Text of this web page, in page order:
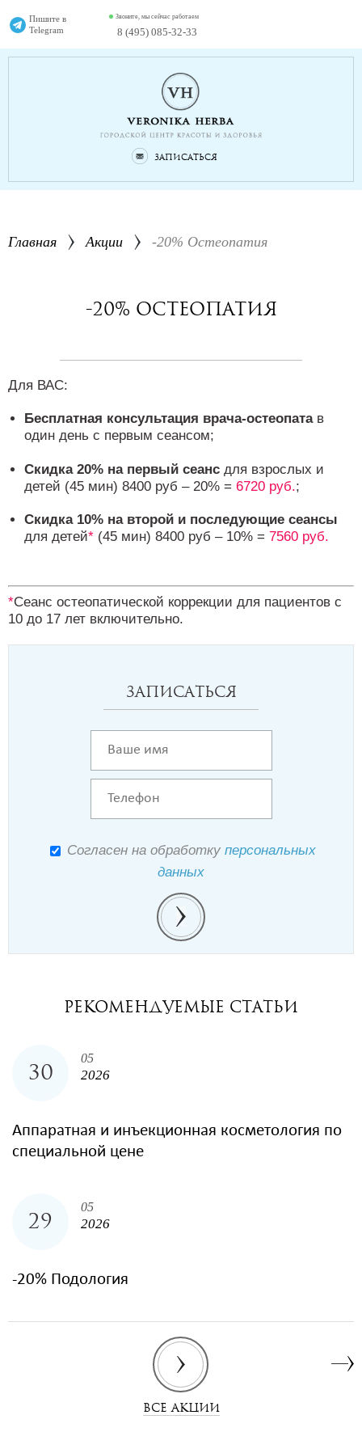
Пишите в
Telegram
Звоните, мы сейчас работаем
8 (495) 085-32-33
Записаться
Главная Акции -20% Остеопатия
-20% Остеопатия
Для ВАС:
Бесплатная консультация врача-остеопатав
один день с первым сеансом;
Скидка 20% на первый сеанс для взрослых и
детей (45 мин) 8400 руб – 20% = 6720 руб.;
Скидка 10% на второй и последующие сеансы
для детей* (45 мин) 8400 руб – 10% = 7560 руб.
*Сеанс остеопатической коррекции для пациентов с
10 до 17 лет включительно.
Записаться
Согласен на обработку персональных
данных
РЕКОМЕНДУЕМЫЕ СТАТЬИ
30
05
2026
Аппаратная и инъекционная косметология по
специальной цене
29
05
2026
-20% Подология
ВСЕ АКЦИИ